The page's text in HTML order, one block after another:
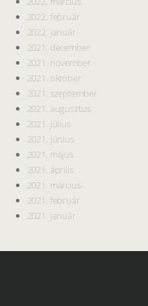
2022. február
2022. január
2021. december
2021. november
2021. október
2021. szeptember
2021. augusztus
2021. július
2021. június
2021. május
2021. április
2021. március
2021. február
2021. január